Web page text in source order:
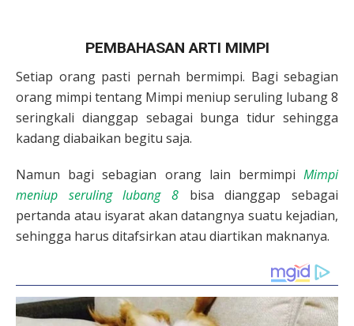
PEMBAHASAN ARTI MIMPI
Setiap orang pasti pernah bermimpi. Bagi sebagian
orang mimpi tentang Mimpi meniup seruling lubang 8
seringkali dianggap sebagai bunga tidur sehingga
kadang diabaikan begitu saja.
Namun bagi sebagian orang lain bermimpi Mimpi
meniup seruling lubang 8 bisa dianggap sebagai
pertanda atau isyarat akan datangnya suatu kejadian,
sehingga harus ditafsirkan atau diartikan maknanya.